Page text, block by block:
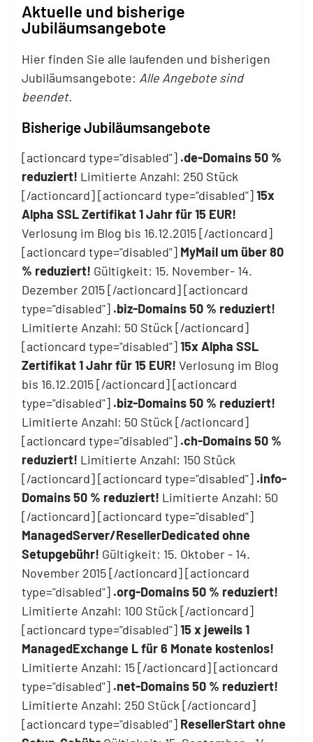
Aktuelle und bisherige
Jubiläumsangebote
Hier finden Sie alle laufenden und bisherigen
Jubiläumsangebote: Alle Angebote sind
beendet.
Bisherige Jubiläumsangebote
[actioncard type="disabled"] .de-Domains 50 %
reduziert! Limitierte Anzahl: 250 Stück
[/actioncard] [actioncard type="disabled"]15x
Alpha SSL Zertifikat 1 Jahr für 15 EUR!
Verlosung im Blog bis 16.12.2015 [/actioncard]
[actioncard type="disabled"] MyMail um über 80
% reduziert! Gültigkeit: 15. November- 14.
Dezember 2015 [/actioncard] [actioncard
type="disabled"] .biz-Domains 50 % reduziert!
Limitierte Anzahl: 50 Stück [/actioncard]
[actioncard type="disabled"]15x Alpha SSL
Zertifikat 1 Jahr für 15 EUR! Verlosung im Blog
bis 16.12.2015 [/actioncard] [actioncard
type="disabled"] .biz-Domains 50 % reduziert!
Limitierte Anzahl: 50 Stück [/actioncard]
[actioncard type="disabled"] .ch-Domains 50 %
reduziert! Limitierte Anzahl: 150 Stück
[/actioncard] [actioncard type="disabled"] .info-
Domains 50 % reduziert! Limitierte Anzahl: 50
[/actioncard] [actioncard type="disabled"]
ManagedServer/ResellerDedicated ohne
Setupgebühr! Gültigkeit: 15. Oktober - 14.
November 2015 [/actioncard] [actioncard
type="disabled"] .org-Domains 50 % reduziert!
Limitierte Anzahl: 100 Stück [/actioncard]
[actioncard type="disabled"]15 x jeweils 1
ManagedExchange L für 6 Monate kostenlos!
Limitierte Anzahl: 15 [/actioncard] [actioncard
type="disabled"] .net-Domains 50 % reduziert!
Limitierte Anzahl: 250 Stück [/actioncard]
[actioncard type="disabled"] ResellerStart ohne